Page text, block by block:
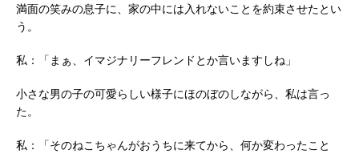
満面の笑みの息子に、家の中には入れないことを約束させたとい
う。
私：「まぁ、イマジナリーフレンドとか言いますしね」
小さな男の子の可愛らしい様子にほのぼのしながら、私は言っ
た。
私：「そのねこちゃんがおうちに来てから、何か変わったこと